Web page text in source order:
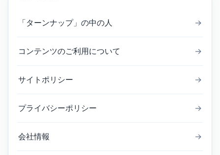
「ターンナップ」の中の人 →
コンテンツのご利用について →
サイトポリシー →
プライバシーポリシー →
会社情報 →